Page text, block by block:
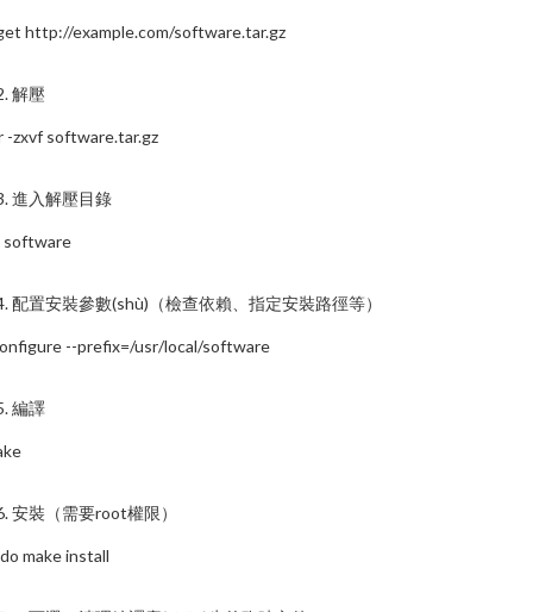
http://example.com/software.tar.gz
解壓
-zxvf software.tar.gz
進入解壓目錄
software
配置安裝參數(shù)（檢查依賴、指定安裝路徑等）
--prefix=/usr/local/software
編譯
安裝（需要root權限）
make install